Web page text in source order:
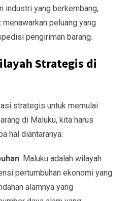
industri yang berkembang,
peluang yang
pengiriman barang.
Strategis di
strategis untuk memulai
di Maluku, kita harus
hal diantaranya:
: Maluku adalah wilayah
pertumbuhan ekonomi yang
alamnya yang